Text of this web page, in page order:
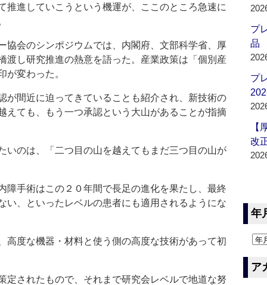
進していこうという機運が、ここのところ急速に
会のシンポジウムでは、内閣府、文部科学省、厚
渡し研究推進の熱意を語った。産業政策は「個別産
が変わった。
間近に迫ってきていることも紹介され、新技術の
えても、もう一つ承認という大山があることが指摘
のは、「二つ目の山を越えてもまだ三つ目の山が
手術はこの２０年間で長足の進化を果たし、最終
い、といったレベルの患者にも適用されるようにな
度な機器・材料と使う側の高度な技術があって初
されたもので、それまで研究会レベルで地道な努
プ
品
プ
【
改
年
ア